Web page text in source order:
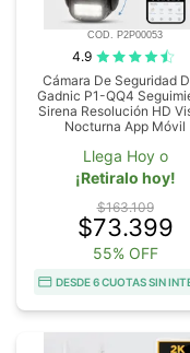
COD. P2P00053
4.9
Cámara De Seguridad
Gadnic P1-QQ4
Sirena Resolución HD
Nocturna App Móvil
Llega Hoy o
¡Retiralo hoy!
$163.109
$73.399
55% OFF
DESDE 6 CUOTAS SIN